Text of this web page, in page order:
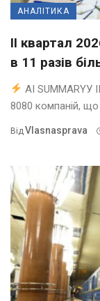
АНАЛІТИКА
II квартал
в 11 разів
AI SUMMARYУ
8080 компаній, що
Від Vlasnasprava